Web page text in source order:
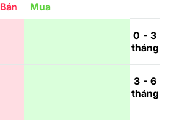
Bán Mua
0 - 3
tháng
3 - 6
tháng